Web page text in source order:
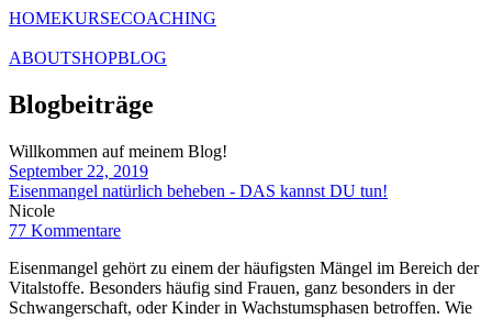
HOMEKURSECOACHING
ABOUTSHOPBLOG
Blogbeiträge
Willkommen auf meinem Blog!
September 22, 2019
Eisenmangel natürlich beheben - DAS kannst DU tun!
Nicole
77 Kommentare
Eisenmangel gehört zu einem der häufigsten Mängel im Bereich der
Vitalstoffe. Besonders häufig sind Frauen, ganz besonders in der
Schwangerschaft, oder Kinder in Wachstumsphasen betroffen. Wie